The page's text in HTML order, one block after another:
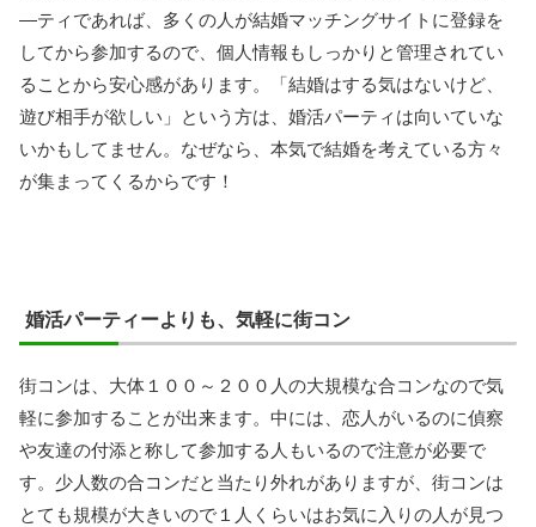
―ティであれば、多くの人が結婚マッチングサイトに登録を
してから参加するので、個人情報もしっかりと管理されてい
ることから安心感があります。「結婚はする気はないけど、
遊び相手が欲しい」という方は、婚活パーティは向いていな
いかもしてません。なぜなら、本気で結婚を考えている方々
が集まってくるからです！
婚活パーティーよりも、気軽に街コン
街コンは、大体１００～２００人の大規模な合コンなので気
軽に参加することが出来ます。中には、恋人がいるのに偵察
や友達の付添と称して参加する人もいるので注意が必要で
す。少人数の合コンだと当たり外れがありますが、街コンは
とても規模が大きいので１人くらいはお気に入りの人が見つ